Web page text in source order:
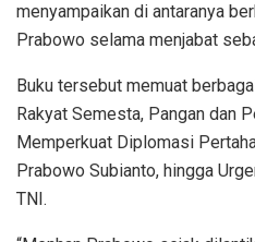
menyampaikan di antaranya
Prabowo selama menjabat
Buku tersebut memuat
Rakyat Semesta, Pangan dan
Memperkuat Diplomasi
Prabowo Subianto, hingga
TNI.